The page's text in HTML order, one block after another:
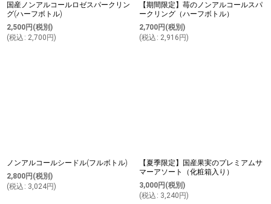
国産ノンアルコールロゼスパークリン
グ(ハーフボトル)
2,500円 (税別)
(税込 : 2,700 円)
【期間限定】苺のノンアルコールスパ
ークリング（ハーフボトル）
2,700円 (税別)
(税込 : 2,916 円)
ノンアルコールシードル(フルボトル)
2,800円 (税別)
(税込 : 3,024円)
【夏季限定】国産果実のプレミアムサ
マーアソート（化粧箱入り）
3,000円 (税別)
(税込 : 3,240 円)